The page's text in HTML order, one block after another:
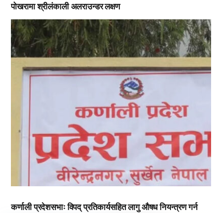
पोखरामा श्रीलंकाली अलराउन्डर लक्षण
,
कर्णाली प्रदेशसभाः विपद् प्रतिकार्यसहित लागु औषध नियन्त्रण गर्न